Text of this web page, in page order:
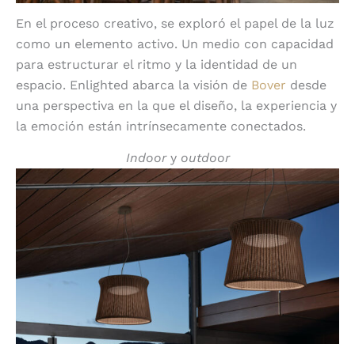
En el proceso creativo, se exploró el papel de la luz
como un elemento activo. Un medio con capacidad
para estructurar el ritmo y la identidad de un
espacio. Enlighted abarca la visión de Bover desde
una perspectiva en la que el diseño, la experiencia y
la emoción están intrínsecamente conectados.
Indoory outdoor